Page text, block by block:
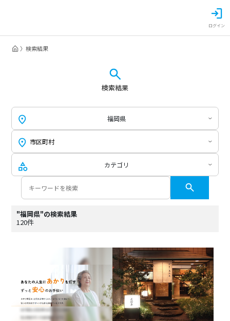
ログイン
検索結果
検索結果
福岡県
カテゴリ
"福岡県"の検索結果
120件